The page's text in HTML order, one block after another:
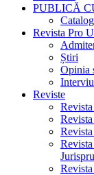
PUBLICĂ
Revista Pro
Știri
Opinia
Reviste